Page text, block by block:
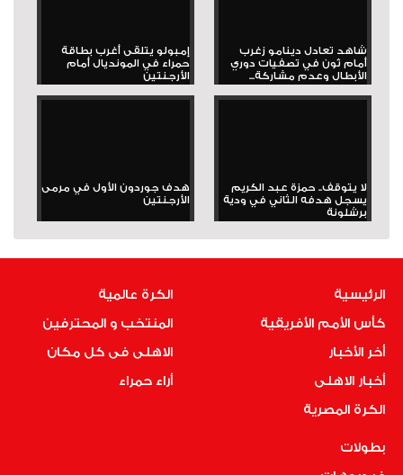
شاهد تعادل دينامو زغرب
أمام ثون في تصفيات دوري
الأبطال وعدم مشاركة...
إمبولو يتلقى أغرب بطاقة
حمراء في المونديال أمام
الأرجنتين
لا يتوقف.. حمزة عبد الكريم
يسجل هدفه الثاني في ودية
برشلونة
هدف جوردون الأول في مرمى
الأرجنتين
الرئيسية
كأس الأمم الأفريقية
أخر الأخبار
أخبار الاهلى
الكرة المصرية
الكرة عالمية
المنتخب و المحترفين
الاهلى فى كل مكان
أراء حمراء
بطولات